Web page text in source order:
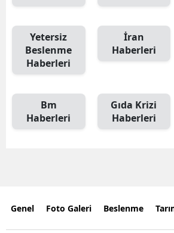
Yetersiz
Beslenme
Haberleri
İran
Haberleri
Bm
Haberleri
Gıda Krizi
Haberleri
Genel Foto Galeri Beslenme